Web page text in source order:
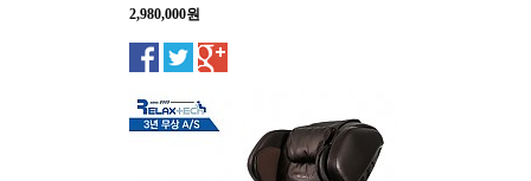
2,980,000원